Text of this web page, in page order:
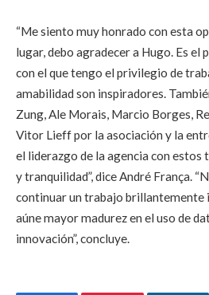
“Me siento muy honrado con esta
lugar, debo agradecer a Hugo. Es el
con el que tengo el privilegio de
amabilidad son inspiradores.
Zung, Ale Morais, Marcio Borges,
Vitor Lieff por la asociación y la
el liderazgo de la agencia con estos
y tranquilidad”, dice André França.
continuar un trabajo brillantemente
aúne mayor madurez en el uso de
innovación”, concluye.